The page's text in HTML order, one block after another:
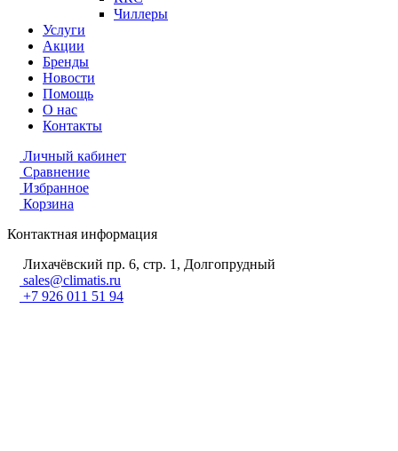
Чиллеры
Услуги
Акции
Бренды
Новости
Помощь
О нас
Контакты
Личный кабинет
Сравнение
Избранное
Корзина
Контактная информация
Лихачёвский пр. 6, стр. 1, Долгопрудный
sales@climatis.ru
+7 926 011 51 94